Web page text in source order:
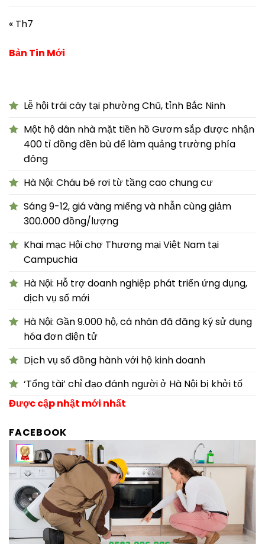
« Th7
Bản Tin Mới
Lễ hội trái cây tại phường Chũ, tỉnh Bắc Ninh
Một hộ dân nhà mặt tiền hồ Gươm sắp được nhận
400 tỉ đồng đền bù để làm quảng trường phía
đông
Hà Nội: Cháu bé rơi từ tầng cao chung cư
Sáng 9-12, giá vàng miếng và nhẫn cùng giảm
300.000 đồng/lượng
Khai mạc Hội chợ Thương mại Việt Nam tại
Campuchia
Hà Nội: Hỗ trợ doanh nghiệp phát triển ứng dụng,
dịch vụ số mới
Hà Nội: Gần 9.000 hộ, cá nhân đã đăng ký sử dụng
hóa đơn điện tử
Dịch vụ số đồng hành với hộ kinh doanh
‘Tổng tài’ chỉ đạo đánh người ở Hà Nội bị khởi tố
Được cập nhật mới nhất
FACEBOOK